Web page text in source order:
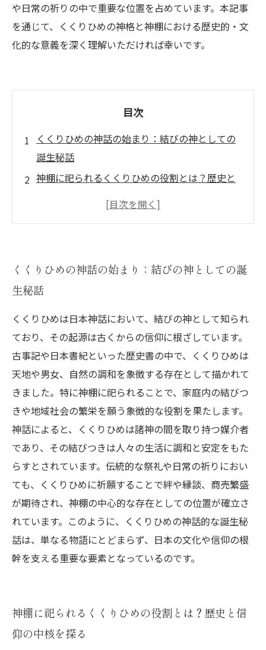
や日常の祈りの中で重要な位置を占めています。本記事
を通じて、くくりひめの神格と神棚における歴史的・文
化的な意義を深く理解いただければ幸いです。
目次
くくりひめの神話の始まり：結びの神としての
誕生秘話
神棚に祀られるくくりひめの役割とは？歴史と
じた地域の絆
現代に息づくくくりひめ信仰：神棚の文化的意
義と未来への展望
くくりひめの神格とは？日本神話における結び
の女神の魅力
神棚設置のポイントとくくりひめの祀り方：正
しい信仰の実践法
くくりひめの神話の始まり：結びの神としての誕
生秘話
くくりひめは日本神話において、結びの神として知られ
ており、その起源は古くからの信仰に根ざしています。
古事記や日本書紀といった歴史書の中で、くくりひめは
天地や男女、自然の調和を象徴する存在として描かれて
きました。特に神棚に祀られることで、家庭内の結びつ
きや地域社会の繁栄を願う象徴的な役割を果たします。
神話によると、くくりひめは諸神の間を取り持つ媒介者
であり、その結びつきは人々の生活に調和と安定をもた
らすとされています。伝統的な祭礼や日常の祈りにおい
ても、くくりひめに祈願することで絆や縁談、商売繁盛
が期待され、神棚の中心的な存在としての位置が確立さ
れています。このように、くくりひめの神話的な誕生秘
話は、単なる物語にとどまらず、日本の文化や信仰の根
幹を支える重要な要素となっているのです。
神棚に祀られるくくりひめの役割とは？歴史と信
仰の中核を探る